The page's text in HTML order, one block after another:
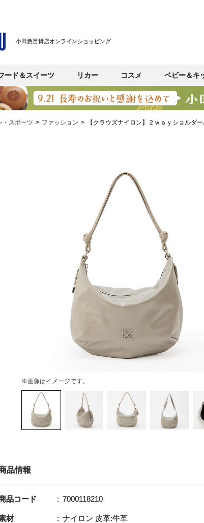
小田急百貨店オンラインショッピング
ード＆スイーツ リカー コスメ ベビー＆キ
・スポーツ ファッション 【クラウズナイロン】２ｗａｙショルダ
※画像はイメージです。
品情報
品コード 7000118210
材
ナイロン 皮革:牛革